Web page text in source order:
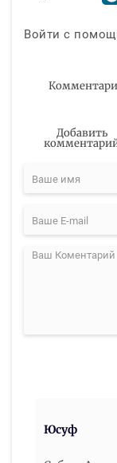
Войти с
Добавить
Юсуф